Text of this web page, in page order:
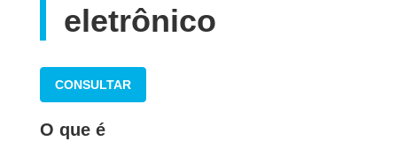
eletrônico
CONSULTAR
O que é